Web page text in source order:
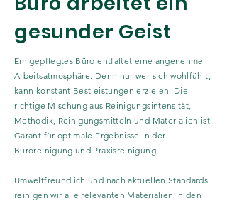
gesunder Geist
Ein gepflegtes Büro entfaltet eine angenehme
Arbeitsatmosphäre. Denn nur wer sich wohlfühlt,
kann konstant Bestleistungen erzielen. Die
richtige Mischung aus Reinigungsintensität,
Methodik, Reinigungsmitteln und Materialien ist
Garant für optimale Ergebnisse in der
Büroreinigung und Praxisreinigung.
Umweltfreundlich und nach aktuellen Standards
reinigen wir alle relevanten Materialien in den